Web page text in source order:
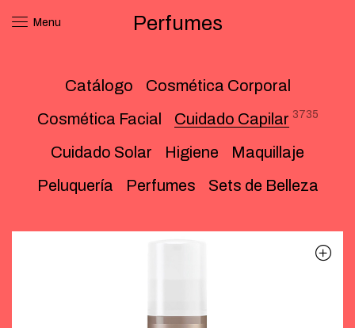
Menu Perfumes
Catálogo
Cosmética Corporal
Cosmética Facial
Cuidado Capilar 3735
Cuidado Solar Higiene
Maquillaje
Peluquería
Perfumes Sets de Belleza